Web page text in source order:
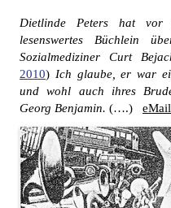
Dietlinde Peters hat
lesenswertes Büchlein
Sozialmediziner Curt
2010) Ich glaube, er war
und wohl auch ihres
Georg Benjamin. (….)